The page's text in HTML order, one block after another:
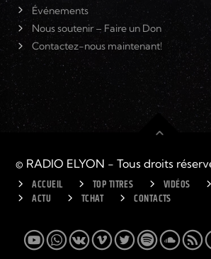
Événements
Nous soutenir – Faire un Don
Contactez-nous maintenant!
© RADIO ELYON - Tous droits
ACCUEIL TOP TITRES VIDÉOS
ACTU
TCHAT CONTACTS